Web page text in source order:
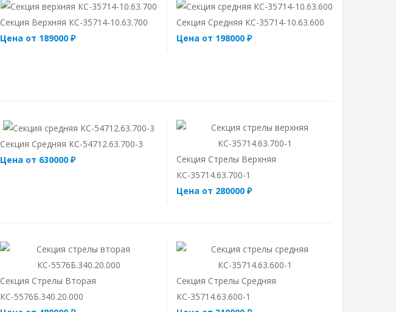
Секция Верхняя КС-35714-10.63.700
Цена от 189000 ₽
Секция Средняя КС-35714-10.63.600
Цена от 198000 ₽
Секция Средняя КС-54712.63.700-3
Цена от 630000 ₽
Секция Стрелы Верхняя
КС-35714.63.700-1
Цена от 280000 ₽
Секция Стрелы Вторая
КС-5576Б.340.20.000
Секция Стрелы Средняя
КС-35714.63.600-1